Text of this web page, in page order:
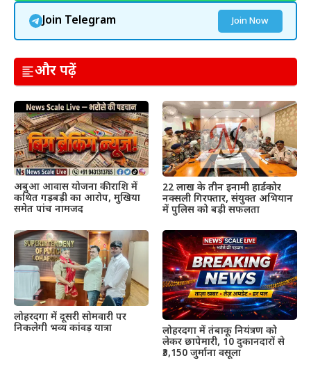
Join Telegram Join Now
और पढ़ें
अबुआ आवास योजना की राशि में
कथित गड़बड़ी का आरोप, मुखिया
समेत पांच नामजद
22 लाख के तीन इनामी हार्डकोर
नक्सली गिरफ्तार, संयुक्त अभियान
में पुलिस को बड़ी सफलता
लोहरदगा में दूसरी सोमवारी पर
निकलेगी भव्य कांवड़ यात्रा
लोहरदगा में तंबाकू नियंत्रण को
लेकर छापेमारी, 10 दुकानदारों से
₹3,150 जुर्माना वसूला